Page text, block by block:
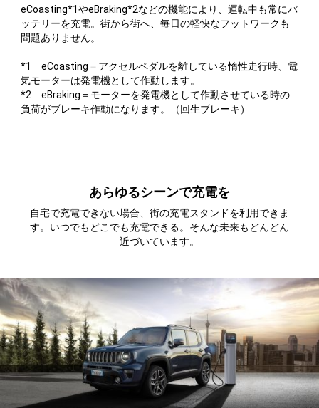
eCoasting*1やeBraking*2などの機能により、運転中も常にバ
ッテリーを充電。街から街へ、毎日の軽快なフットワークも
問題ありません。
*1 eCoasting＝アクセルペダルを離している惰性走行時、電
気モーターは発電機として作動します。
*2 eBraking＝モーターを発電機として作動させている時の
負荷がブレーキ作動になります。（回生ブレーキ）
あらゆるシーンで充電を
自宅で充電できない場合、街の充電スタンドを利用できま
す。いつでもどこでも充電できる。そんな未来もどんどん
近づいています。